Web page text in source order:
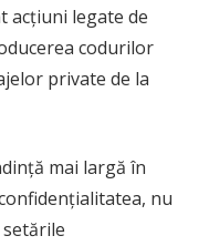
acțiuni legate de
codurilor
private de la
mai largă în
nu